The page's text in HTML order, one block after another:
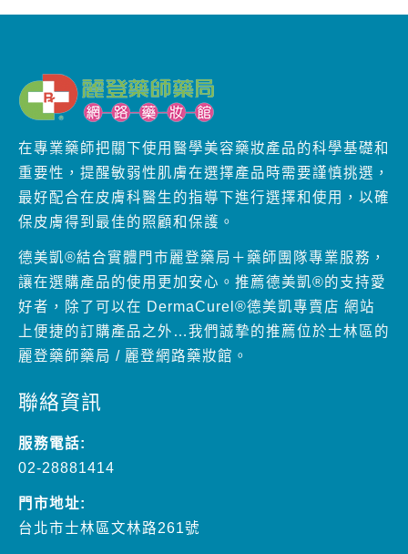
在專業藥師把關下使用醫學美容藥妝產品的科學基礎和
重要性，提醒敏弱性肌膚在選擇產品時需要謹慎挑選，
最好配合在皮膚科醫生的指導下進行選擇和使用，以確
保皮膚得到最佳的照顧和保護。
德美凱®結合實體門市麗登藥局＋藥師團隊專業服務，
讓在選購產品的使用更加安心。推薦德美凱®的支持愛
好者，除了可以在 DermaCurel®德美凱專賣店 網站
上便捷的訂購產品之外…我們誠摯的推薦位於士林區的
麗登藥師藥局 / 麗登網路藥妝館。
聯絡資訊
服務電話:
02-28881414
門市地址:
台北市士林區文林路261號